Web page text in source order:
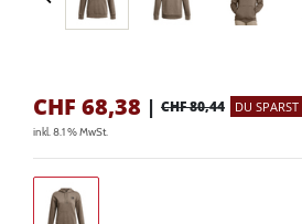
CHF 68,38 | CHF 80,44 DU
inkl. 8.1 % MwSt.